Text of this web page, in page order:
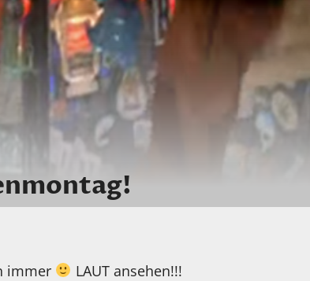
immer LAUT ansehen!!!